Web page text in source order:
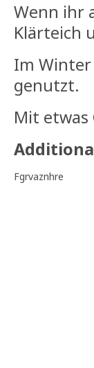
Wenn ihr
Klärteich
Im
genutzt.
Mit etwas
Fgrvaznhre